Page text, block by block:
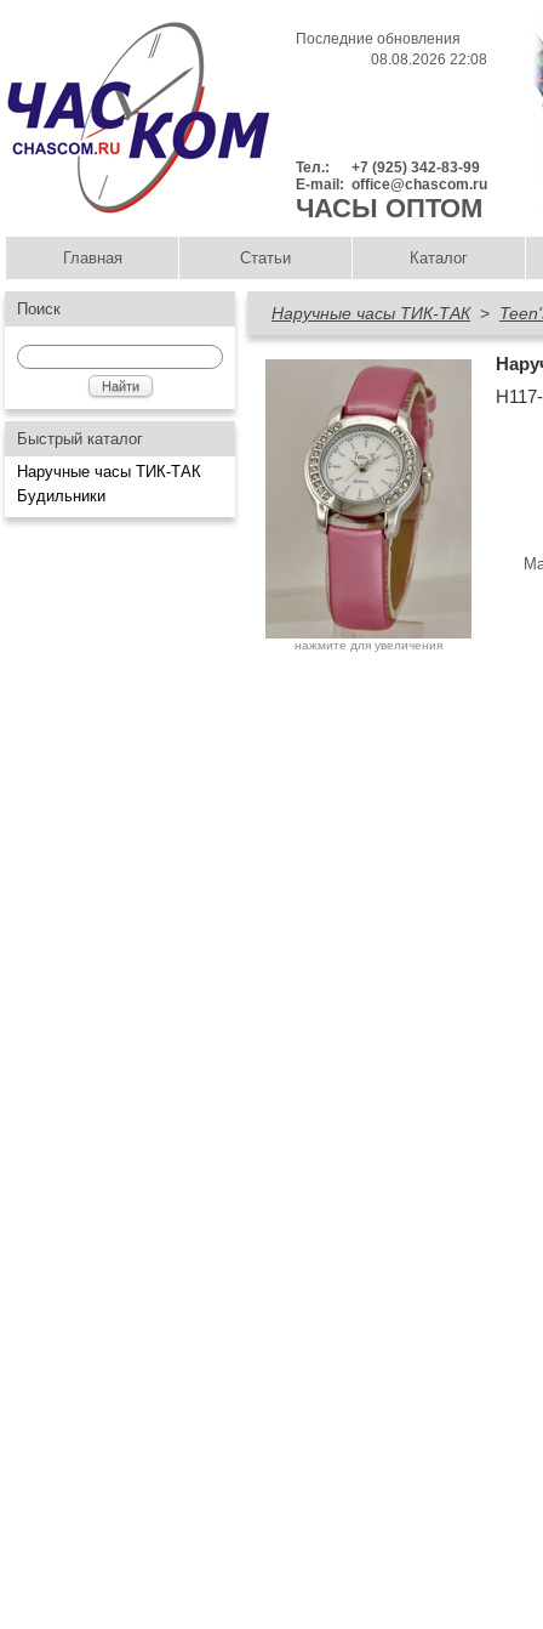
Последние обновления
08.08.2026 22:08
Тел.:
+7 (925) 342-83-99
E-mail: office@chascom.ru
ЧАСЫ ОПТОМ
Главная Статьи Каталог
Поиск
Быстрый каталог
Наручные часы ТИК-ТАК
Будильники
Наручные часы ТИК-ТАК>
нажмите для увеличения